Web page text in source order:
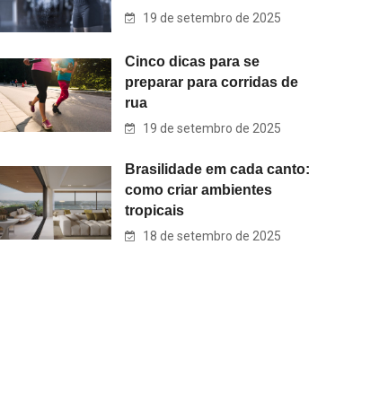
19 de setembro de 2025
Cinco dicas para se
preparar para corridas de
rua
19 de setembro de 2025
Brasilidade em cada canto:
como criar ambientes
tropicais
18 de setembro de 2025